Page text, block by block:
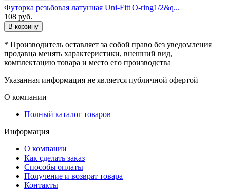
Футорка резьбовая латунная Uni-Fitt O-ring1/2&q...
108 руб.
В корзину
* Производитель оставляет за собой право без уведомления
продавца менять характеристики, внешний вид,
комплектацию товара и место его производства
Указанная информация не является публичной офертой
О компании
Полный каталог товаров
Информация
О компании
Как сделать заказ
Способы оплаты
Получение и возврат товара
Контакты